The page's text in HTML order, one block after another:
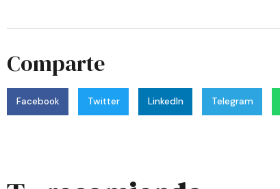
Comparte
Facebook Twitter LinkedIn Telegram